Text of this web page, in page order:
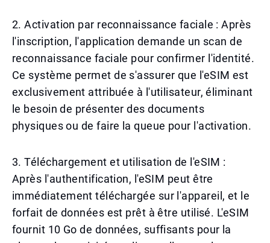
2. Activation par reconnaissance faciale : Après
l'inscription, l'application demande un scan de
reconnaissance faciale pour confirmer l'identité.
Ce système permet de s'assurer que l'eSIM est
exclusivement attribuée à l'utilisateur, éliminant
le besoin de présenter des documents
physiques ou de faire la queue pour l'activation.
3. Téléchargement et utilisation de l'eSIM :
Après l'authentification, l'eSIM peut être
immédiatement téléchargée sur l'appareil, et le
forfait de données est prêt à être utilisé. L'eSIM
fournit 10 Go de données, suffisants pour la